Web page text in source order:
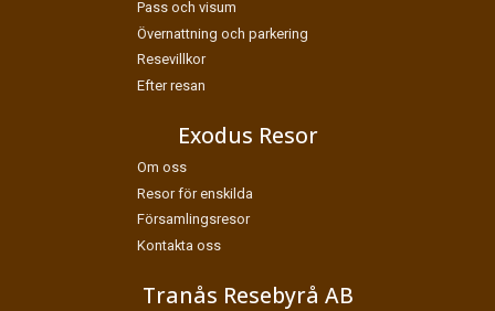
Pass och visum
Övernattning och parkering
Resevillkor
Efter resan
Exodus Resor
Om oss
Resor för enskilda
Församlingsresor
Kontakta oss
Tranås Resebyrå AB